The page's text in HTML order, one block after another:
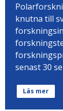
knutna till
senast 30
Läs mer